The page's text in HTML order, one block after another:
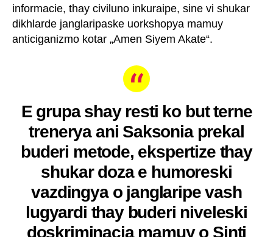
informacie, thay civiluno inkuraipe, sine vi shukar
dikhlarde janglaripaske uorkshopya mamuy
anticiganizmo kotar „Amen Siyem Akate“.
E grupa shay resti ko but terne
trenerya ani Saksonia prekal
buderi metode, ekspertize thay
shukar doza e humoreski
vazdingya o janglaripe vash
lugyardi thay buderi niveleski
doskriminacia mamuy o Sinti